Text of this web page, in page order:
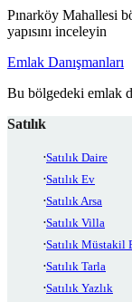
Pınarköy Mahallesi
yapısını inceleyin
Emlak Danışmanları
Bu bölgedeki emlak
Satılık
Satılık Daire
Satılık Ev
Satılık Arsa
Satılık Villa
Satılık Müstakil
Satılık Tarla
Satılık Yazlık